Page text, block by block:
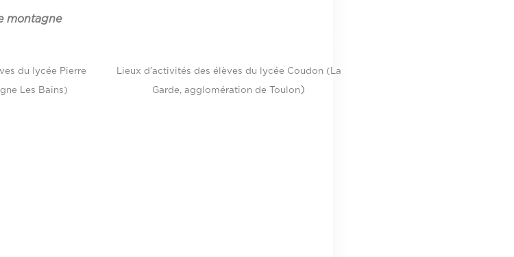
montagne
du lycée Pierre
Les Bains)
Lieux d’activités des élèves du lycée Coudon (La
Garde, agglomération de Toulon)